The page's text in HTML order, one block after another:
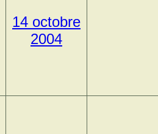
14 octobre
2004